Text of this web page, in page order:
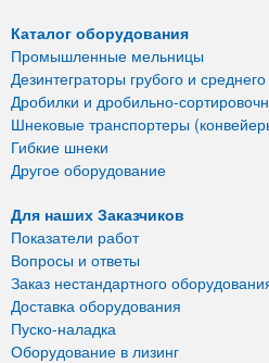
Каталог оборудования
Промышленные мельницы
Дезинтеграторы грубого и
Дробилки и дробильно-
Шнековые транспортеры
Гибкие шнеки
Другое оборудование
Для наших Заказчиков
Показатели работ
Вопросы и ответы
Заказ нестандартного
Доставка оборудования
Пуско-наладка
Оборудование в лизинг